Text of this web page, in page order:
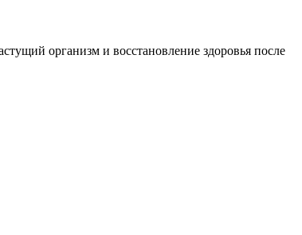
организм и восстановление здоровья после